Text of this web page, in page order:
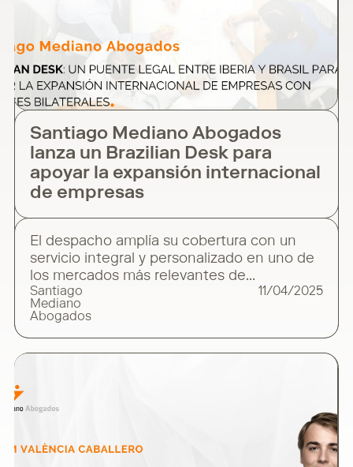
Santiago Mediano Abogados
lanza un Brazilian Desk para
apoyar la expansión internacional
de empresas
El despacho amplía su cobertura con un
servicio integral y personalizado en uno de
los mercados más relevantes de
Latinoamérica Santiago Mediano
Abogados ha puesto en marcha el Brazilian
Santiago
Mediano
Abogados
11/04/2025